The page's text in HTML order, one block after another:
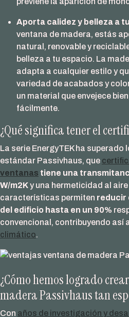
Aporta calidez y belleza a
ventana de madera, estás
natural, renovable y
belleza a tu espacio. La
adapta a cualquier estilo y
variedad de acabados y
un material que envejece
fácilmente.
¿Qué significa tener el
La serie EnergyTEK ha superado
estándar Passivhaus, que
ventanas tiene una
W/m2Ky una hermeticidad al
características permiten reducir
del edificio hasta en un 90%
convencional, contribuyendo así
climático.
¿Cómo hemos logrado
madera Passivhaus tan
Con años de investigación y